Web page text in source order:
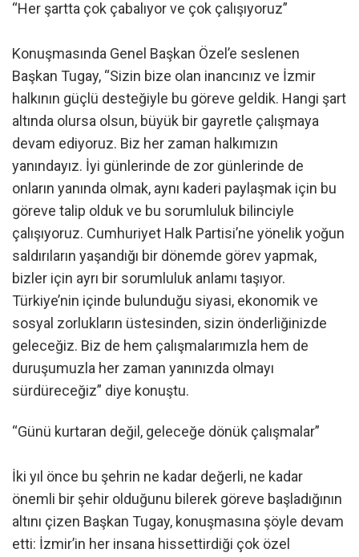
“Her şartta çok çabalıyor ve çok çalışıyoruz”
Konuşmasında Genel Başkan Özel’e seslenen
Başkan Tugay, “Sizin bize olan inancınız ve İzmir
halkının güçlü desteğiyle bu göreve geldik. Hangi şart
altında olursa olsun, büyük bir gayretle çalışmaya
devam ediyoruz. Biz her zaman halkımızın
yanındayız. İyi günlerinde de zor günlerinde de
onların yanında olmak, aynı kaderi paylaşmak için bu
göreve talip olduk ve bu sorumluluk bilinciyle
çalışıyoruz. Cumhuriyet Halk Partisi’ne yönelik yoğun
saldırıların yaşandığı bir dönemde görev yapmak,
bizler için ayrı bir sorumluluk anlamı taşıyor.
Türkiye’nin içinde bulunduğu siyasi, ekonomik ve
sosyal zorlukların üstesinden, sizin önderliğinizde
geleceğiz. Biz de hem çalışmalarımızla hem de
duruşumuzla her zaman yanınızda olmayı
sürdüreceğiz” diye konuştu.
“Günü kurtaran değil, geleceğe dönük çalışmalar”
İki yıl önce bu şehrin ne kadar değerli, ne kadar
önemli bir şehir olduğunu bilerek göreve başladığının
altını çizen Başkan Tugay, konuşmasına şöyle devam
etti: İzmir’in her insana hissettirdiği çok özel